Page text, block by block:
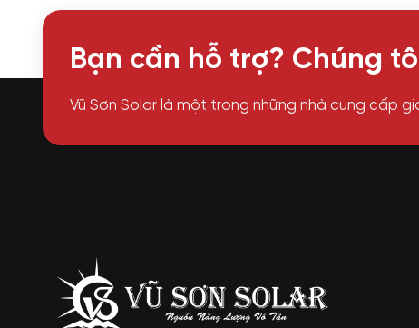
Bạn cần hỗ trợ? Chúng
Vũ Sơn Solar là một trong những nhà cung cấp